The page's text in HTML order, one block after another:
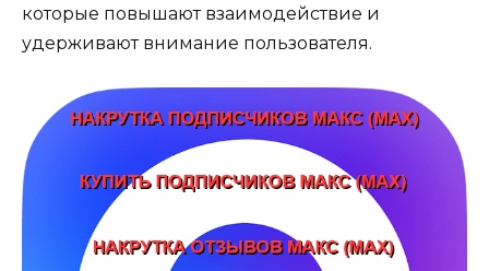
которые повышают взаимодействие и
удерживают внимание пользователя.